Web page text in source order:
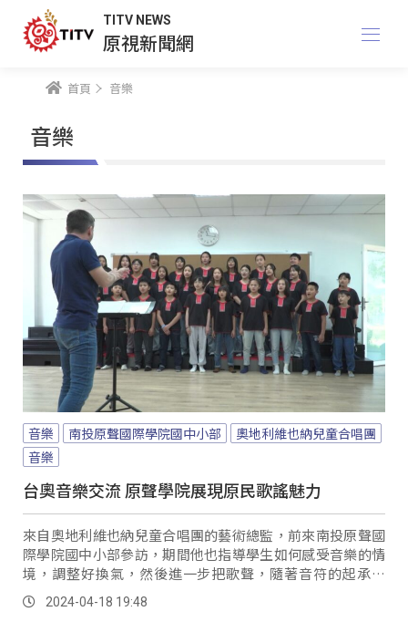
TITV NEWS
原視新聞網
首頁 音樂
音樂
音樂 南投原聲國際學院國中小部
奧地利維也納兒童合唱團
音樂
台奧音樂交流 原聲學院展現原民歌謠魅力
來自奧地利維也納兒童合唱團的藝術總監，前來南投原聲國
際學院國中小部參訪，期間他也指導學生如何感受音樂的情
境，調整好換氣，然後進一步把歌聲，隨著音符的起承轉
合，唱出令人感動的優美歌聲，學生們在他的指導下猶如醍
醐灌頂，獲益良多。
2024-04-18 19:48